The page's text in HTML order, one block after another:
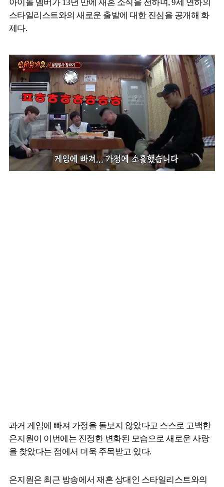
아이돌 멤버가 13년 만에 재혼 소식을 전하며, 9세 연하의
스타일리스트와의 새로운 출발에 대한 진심을 공개해 화
제다.
과거 게임에 빠져 가정을 돌보지 않았다고 스스로 고백한
은지원이 이번에는 진정한 변화된 모습으로 새로운 사랑
을 찾았다는 점에서 더욱 주목받고 있다.
은지원은 최근 방송에서 재혼 상대인 스타일리스트와의